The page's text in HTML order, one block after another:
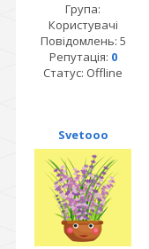
Група:
Користувачі
Повідомлень: 5
Репутація: 0
Статус: Offline
Svetooo